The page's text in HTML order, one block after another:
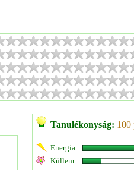
Tanulékonyság: 100
Energia:
Küllem: